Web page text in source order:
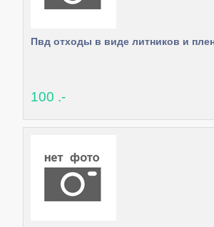
Пвд отходы в виде литников и
100 .-